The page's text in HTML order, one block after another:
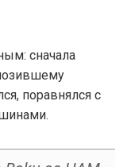
сначала
поравнялся с